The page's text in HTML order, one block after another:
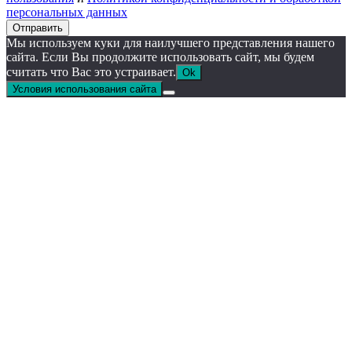
персональных данных
Отправить
Мы используем куки для наилучшего представления нашего
сайта. Если Вы продолжите использовать сайт, мы будем
считать что Вас это устраивает. Ok
Условия использования сайта